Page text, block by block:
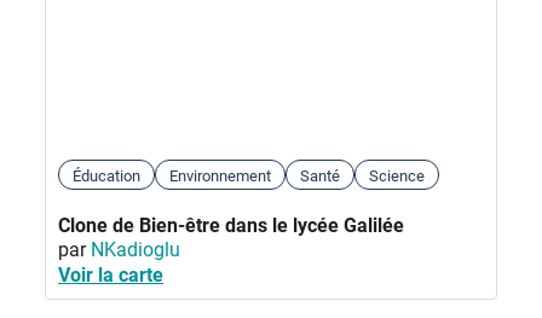
Éducation Environnement Santé Science
Clone de Bien-être dans le lycée Galilée
par NKadioglu
Voir la carte